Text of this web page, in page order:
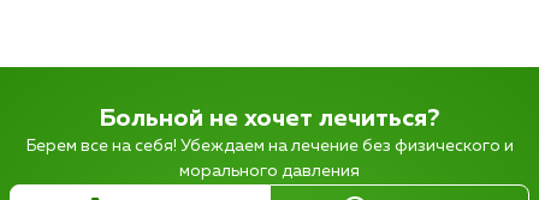
Больной не хочет лечиться?
Берем все на себя! Убеждаем на лечение без физического и
морального давления